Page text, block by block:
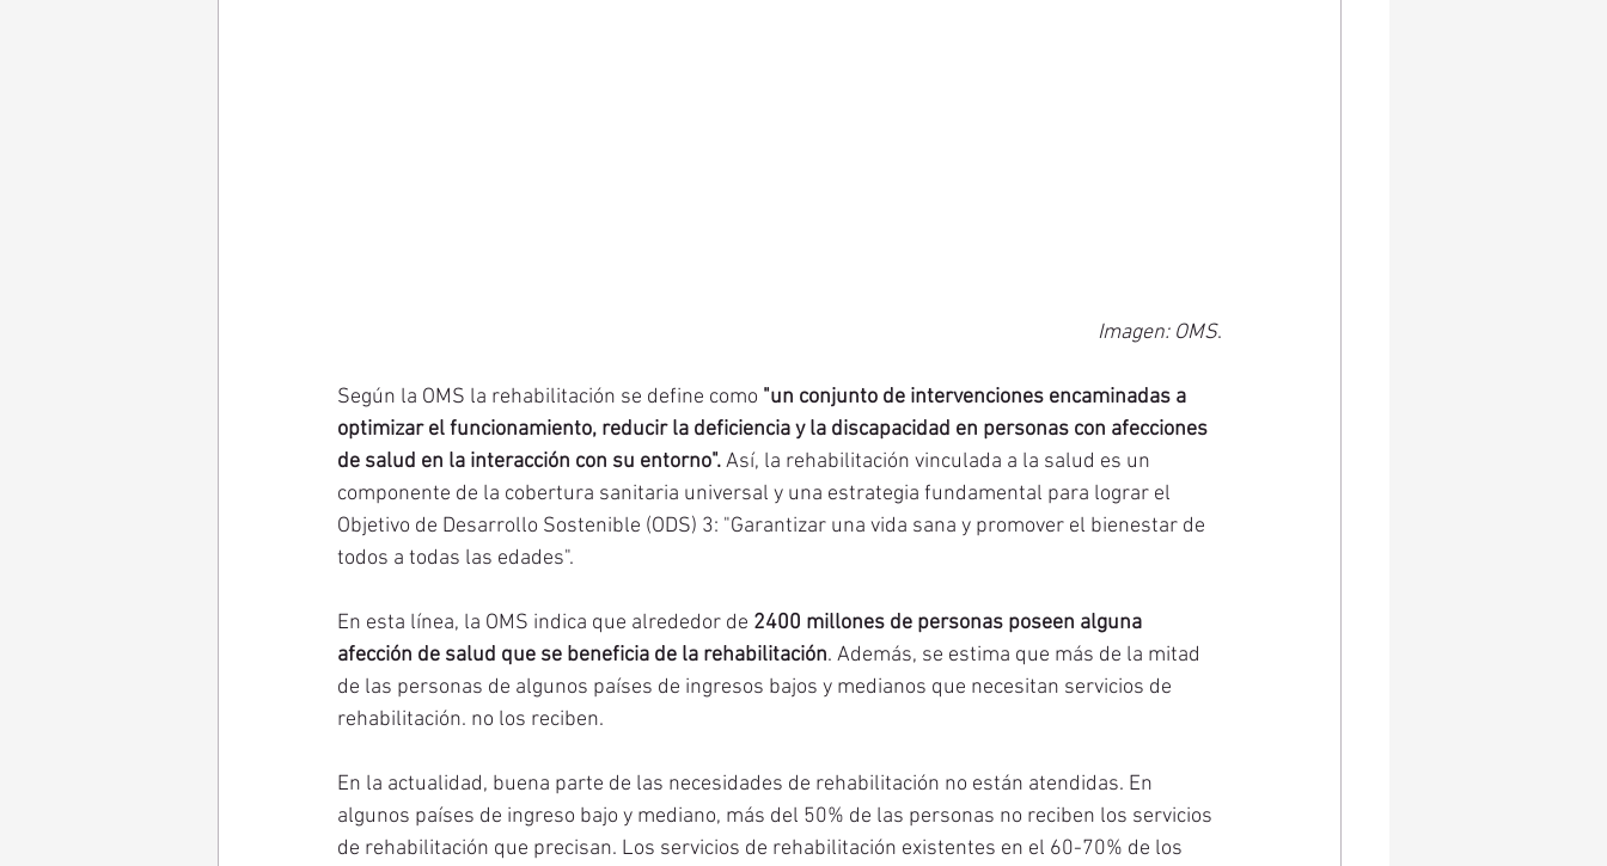
Imagen: OMS.
Según la OMS la rehabilitación se define como "un conjunto de intervenciones encaminadas a
optimizar el funcionamiento, reducir la deficiencia y la discapacidad en personas con afecciones
de salud en la interacción con su entorno". Así, la rehabilitación vinculada a la salud es un
componente de la cobertura sanitaria universal y una estrategia fundamental para lograr el
Objetivo de Desarrollo Sostenible (ODS) 3: "Garantizar una vida sana y promover el bienestar de
todos a todas las edades".
En esta línea, la OMS indica que alrededor de 2400 millones de personas poseen alguna
afección de salud que se beneficia de la rehabilitación. Además, se estima que más de la mitad
de las personas de algunos países de ingresos bajos y medianos que necesitan servicios de
rehabilitación. no los reciben.
En la actualidad, buena parte de las necesidades de rehabilitación no están atendidas. En
algunos países de ingreso bajo y mediano, más del 50% de las personas no reciben los servicios
de rehabilitación que precisan. Los servicios de rehabilitación existentes en el 60-70% de los